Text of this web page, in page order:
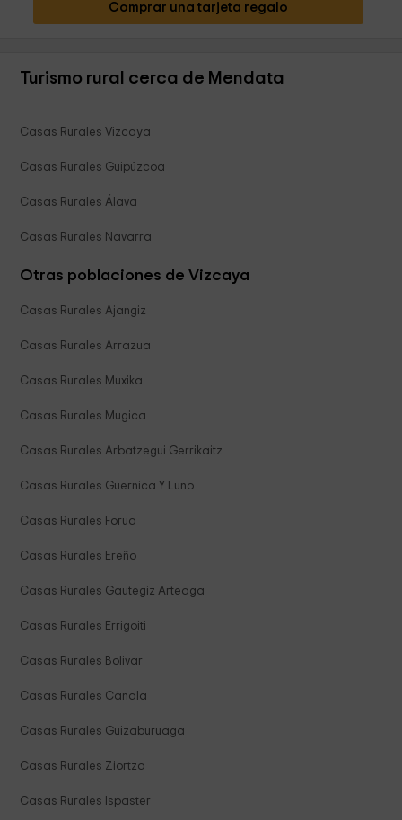
Comprar una tarjeta regalo
Turismo rural cerca de Mendata
Casas Rurales Vizcaya
Casas Rurales Guipúzcoa
Casas Rurales Álava
Casas Rurales Navarra
Otras poblaciones de Vizcaya
Casas Rurales Ajangiz
Casas Rurales Arrazua
Casas Rurales Muxika
Casas Rurales Mugica
Casas Rurales Arbatzegui Gerrikaitz
Casas Rurales Guernica Y Luno
Casas Rurales Forua
Casas Rurales Ereño
Casas Rurales Gautegiz Arteaga
Casas Rurales Errigoiti
Casas Rurales Bolivar
Casas Rurales Canala
Casas Rurales Guizaburuaga
Casas Rurales Ziortza
Casas Rurales Ispaster